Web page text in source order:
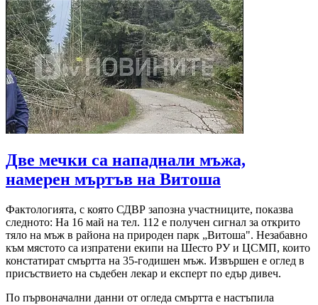
Две мечки са нападнали мъжа,
намерен мъртъв на Витоша
Фактологията, с която СДВР запозна участниците, показва
следното: На 16 май на тел. 112 е получен сигнал за открито
тяло на мъж в района на природен парк „Витоша". Незабавно
към мястото са изпратени екипи на Шесто РУ и ЦСМП, които
констатират смъртта на 35-годишен мъж. Извършен е оглед в
присъствието на съдебен лекар и експерт по едър дивеч.
По първоначални данни от огледа смъртта е настъпила